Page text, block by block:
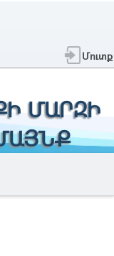
Մուտք
ՄԱՐԶԻ